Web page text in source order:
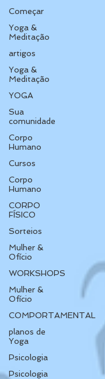
Começar
Yoga &
Meditação
artigos
Yoga &
Meditação
YOGA
Sua
comunidade
Corpo
Humano
Cursos
Corpo
Humano
CORPO
FÍSICO
Sorteios
Mulher &
Ofício
WORKSHOPS
Mulher &
Ofício
COMPORTAMENTAL
planos de
Yoga
Psicologia
Psicologia